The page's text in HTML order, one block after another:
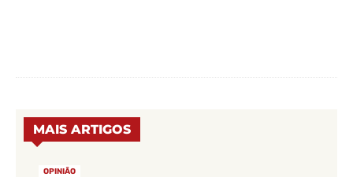
MAIS ARTIGOS
OPINIÃO